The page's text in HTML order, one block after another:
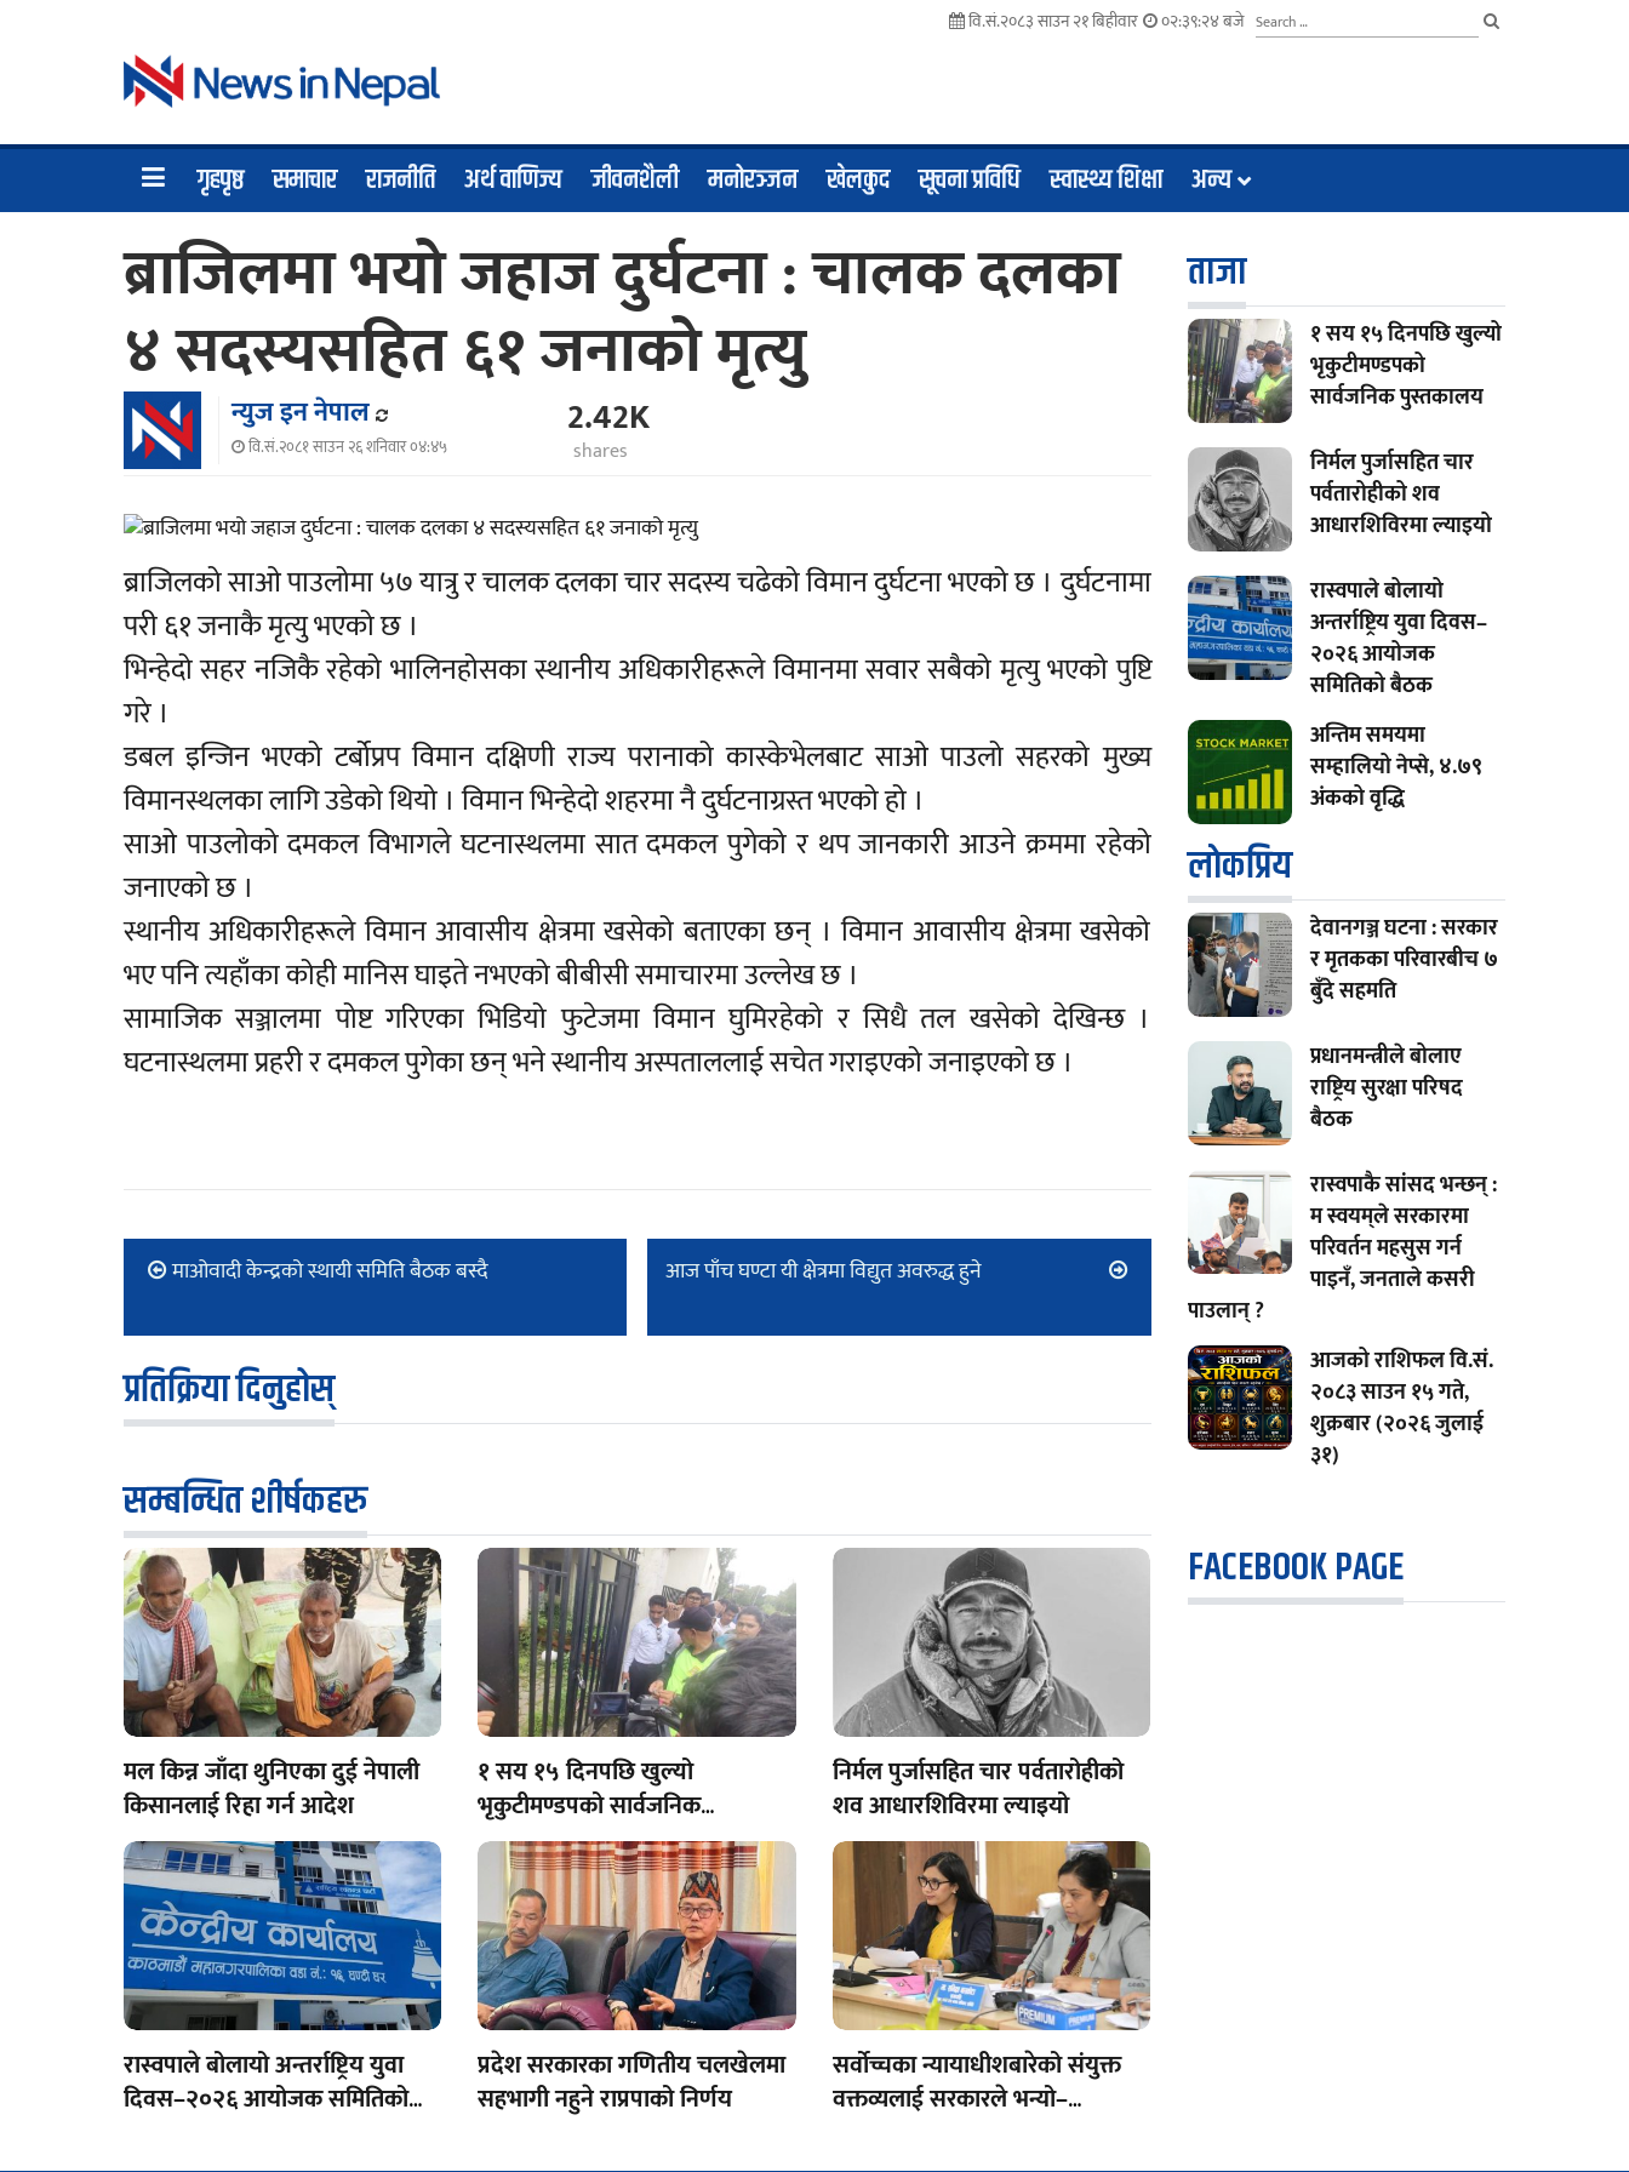
वि.सं.२०८३ साउन २१ बिहीवार ०२:३९:२५ बजे
गृहपृष्ठ समाचार राजनीति अर्थ वाणिज्य जीवनशैली मनोरञ्जन खेलकुद सूचना प्रविधि स्वास्थ्य शिक्षा अन्य
ब्राजिलमा भयो जहाज दुर्घटना : चालक दलका
४ सदस्यसहित ६१ जनाको मृत्यु
न्युज इन नेपाल
वि.सं.२०८१ साउन २६ शनिवार ०४:४५
2.42K
shares
ब्राजिलको साओ पाउलोमा ५७ यात्रु र चालक दलका चार सदस्य चढेको विमान दुर्घटना भएको छ । दुर्घटनामा
परी ६१ जनाकै मृत्यु भएको छ ।
भिन्हेदो सहर नजिकै रहेको भालिनहोसका स्थानीय अधिकारीहरूले विमानमा सवार सबैको मृत्यु भएको पुष्टि
गरे ।
डबल इन्जिन भएको टर्बोप्रप विमान दक्षिणी राज्य परानाको कास्केभेलबाट साओ पाउलो सहरको मुख्य
विमानस्थलका लागि उडेको थियो । विमान भिन्हेदो शहरमा नै दुर्घटनाग्रस्त भएको हो ।
साओ पाउलोको दमकल विभागले घटनास्थलमा सात दमकल पुगेको र थप जानकारी आउने क्रममा रहेको
जनाएको छ ।
स्थानीय अधिकारीहरूले विमान आवासीय क्षेत्रमा खसेको बताएका छन् । विमान आवासीय क्षेत्रमा खसेको
भए पनि त्यहाँका कोही मानिस घाइते नभएको बीबीसी समाचारमा उल्लेख छ ।
सामाजिक सञ्जालमा पोष्ट गरिएका भिडियो फुटेजमा विमान घुमिरहेको र सिधै तल खसेको देखिन्छ ।
घटनास्थलमा प्रहरी र दमकल पुगेका छन् भने स्थानीय अस्पताललाई सचेत गराइएको जनाइएको छ ।
माओवादी केन्द्रको स्थायी समिति बैठक बस्दै आज पाँच घण्टा यी क्षेत्रमा विद्युत अवरुद्ध हुने
प्रतिक्रिया दिनुहोस्
सम्बन्धित शीर्षकहरु
मल किन्न जाँदा थुनिएका दुई नेपाली
किसानलाई रिहा गर्न आदेश
१ सय १५ दिनपछि खुल्यो
भृकुटीमण्डपको सार्वजनिक
पुस्तकालय
निर्मल पुर्जासहित चार पर्वतारोहीको
शव आधारशिविरमा ल्याइयो
रास्वपाले बोलायो अन्तर्राष्ट्रिय युवा
दिवस–२०२६ आयोजक समितिको
प्रदेश सरकारका गणितीय चलखेलमा
सहभागी नहुने राप्रपाको निर्णय
सर्वोच्चका न्यायाधीशबारेको संयुक्त
वक्तव्यलाई सरकारले भन्यो–
ताजा
१ सय १५ दिनपछि खुल्यो
भृकुटीमण्डपको
सार्वजनिक पुस्तकालय
निर्मल पुर्जासहित चार
पर्वतारोहीको शव
आधारशिविरमा ल्याइयो
रास्वपाले बोलायो
अन्तर्राष्ट्रिय युवा दिवस–
२०२६ आयोजक
समितिको बैठक
अन्तिम समयमा
सम्हालियो नेप्से, ४.७९
अंकको वृद्धि
लाेकप्रिय
देवानगञ्ज घटना : सरकार
र मृतकका परिवारबीच ७
बुँदे सहमति
प्रधानमन्त्रीले बोलाए
राष्ट्रिय सुरक्षा परिषद
बैठक
रास्वपाकै सांसद भन्छन् :
म स्वयम्‌ले सरकारमा
परिवर्तन महसुस गर्न
पाइनँ, जनताले कसरी
पाउलान् ?
आजको राशिफल वि.सं.
२०८३ साउन १५ गते,
शुक्रबार (२०२६ जुलाई
३१)
FACEBOOK PAGE